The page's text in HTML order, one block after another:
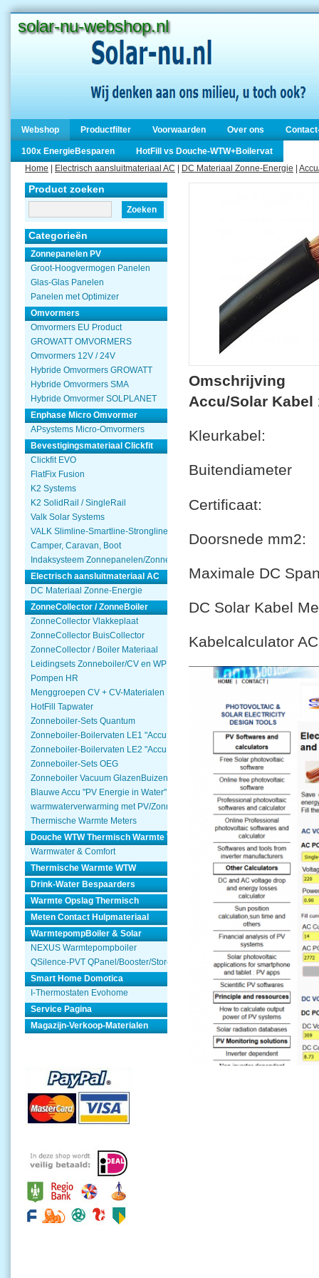
solar-nu-webshop.nl
Webshop Productfilter Voorwaarden Over ons
100x EnergieBesparen
HotFill vs Douche-WTW+Boilervat
Home
Electrisch aansluitmateriaal AC DC Materiaal Zonne-Energie
Product zoeken
Zoeken
Categorieën
Zonnepanelen PV
Groot-Hoogvermogen Panelen
Glas-Glas Panelen
Panelen met Optimizer
Omvormers
Omvormers EU Product
GROWATT OMVORMERS
Omvormers 12V / 24V
Hybride Omvormers GROWATT
Hybride Omvormers SMA
Hybride Omvormer SOLPLANET
Enphase Micro Omvormer
APsystems Micro-Omvormers
Bevestigingsmateriaal Clickfit
Clickfit EVO
FlatFix Fusion
K2 Systems
K2 SolidRail / SingleRail
Valk Solar Systems
VALK Slimline-Smartline-Strongline
Camper, Caravan, Boot
Indaksysteem Zonnepanelen/Zonnecollector
Electrisch aansluitmateriaal AC
DC Materiaal Zonne-Energie
ZonneCollector / ZonneBoiler
ZonneCollector Vlakkeplaat
ZonneCollector BuisCollector
ZonneCollector / Boiler Materiaal
Leidingsets Zonneboiler/CV en WP
Pompen HR
Menggroepen CV + CV-Materialen
HotFill Tapwater
Zonneboiler-Sets Quantum
Zonneboiler-Boilervaten LE1 "Accu Woning Watmte"
Zonneboiler-Boilervaten LE2 "Accu Woning Watmte"
Zonneboiler-Sets OEG
Zonneboiler Vacuum GlazenBuizen
Blauwe Accu "PV Energie in Water"
warmwaterverwarming met PV/Zonnepanelen
Thermische Warmte Meters
Douche WTW Thermisch Warmte Terugwinnen
Warmwater & Comfort
Thermische Warmte WTW
Drink-Water Bespaarders
Warmte Opslag Thermisch
Meten Contact Hulpmateriaal
WarmtepompBoiler & Solar
NEXUS Warmtepompboiler
QSilence-PVT QPanel/Booster/Store
Smart Home Domotica
I-Thermostaten Evohome
Service Pagina
Magazijn-Verkoop-Materialen
Omschrijving
Accu/Solar Kabel
Certificaat:
Doorsnede
Maximale DC
DC Solar Kabel